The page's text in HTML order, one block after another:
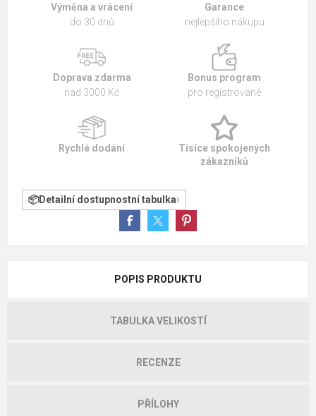
Výměna a vrácení
do 30 dnů
Garance
nejlepšího nákupu
Doprava zdarma
nad 3000 Kč
Bonus program
pro registrované
Rychlé dodání
Tisíce spokojených
zákazníků
Detailní dostupnostní tabulka
POPIS PRODUKTU
TABULKA VELIKOSTÍ
RECENZE
PŘÍLOHY